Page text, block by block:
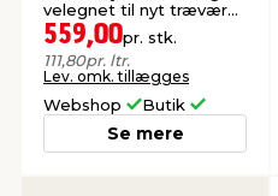
velegnet til nyt træværk.
Vandbaseret.
559,00pr. stk.
111,80pr. ltr.
Lev. omk. tillægges
Webshop Butik
Se mere